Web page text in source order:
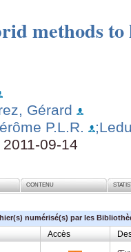
methods
Gérard
P.L.R.
09-14
CONTENU
numérisé(s) par les
Accès